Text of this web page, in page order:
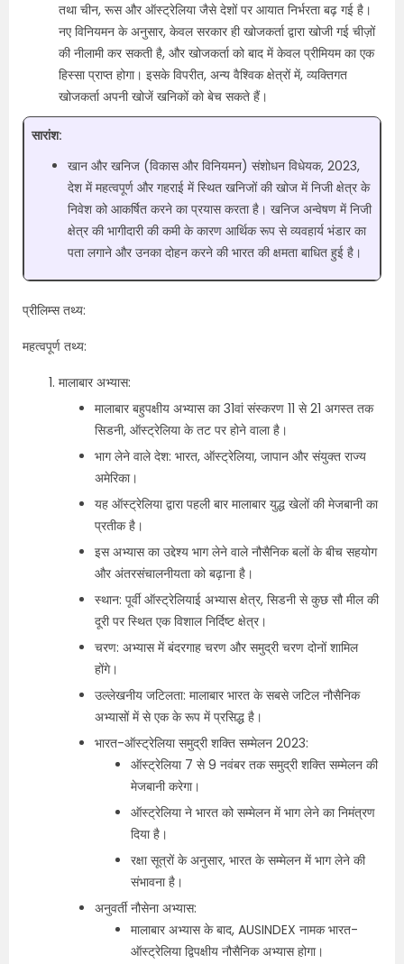
तथा चीन, रूस और ऑस्ट्रेलिया जैसे देशों पर आयात निर्भरता बढ़ गई है।
नए विनियमन के अनुसार, केवल सरकार ही खोजकर्ता द्वारा खोजी गई चीज़ों
की नीलामी कर सकती है, और खोजकर्ता को बाद में केवल प्रीमियम का एक
हिस्सा प्राप्त होगा। इसके विपरीत, अन्य वैश्विक क्षेत्रों में, व्यक्तिगत
खोजकर्ता अपनी खोजें खनिकों को बेच सकते हैं।
सारांश:
खान और खनिज (विकास और विनियमन) संशोधन विधेयक, 2023,
देश में महत्वपूर्ण और गहराई में स्थित खनिजों की खोज में निजी क्षेत्र के
निवेश को आकर्षित करने का प्रयास करता है। खनिज अन्वेषण में निजी
क्षेत्र की भागीदारी की कमी के कारण आर्थिक रूप से व्यवहार्य भंडार का
पता लगाने और उनका दोहन करने की भारत की क्षमता बाधित हुई है।
प्रीलिम्स तथ्य:
महत्वपूर्ण तथ्य:
मालाबार अभ्यास:
मालाबार बहुपक्षीय अभ्यास का 31वां संस्करण 11 से 21 अगस्त तक
सिडनी, ऑस्ट्रेलिया के तट पर होने वाला है।
भाग लेने वाले देश: भारत, ऑस्ट्रेलिया, जापान और संयुक्त राज्य
अमेरिका।
यह ऑस्ट्रेलिया द्वारा पहली बार मालाबार युद्ध खेलों की मेजबानी का
प्रतीक है।
इस अभ्यास का उद्देश्य भाग लेने वाले नौसैनिक बलों के बीच सहयोग
और अंतरसंचालनीयता को बढ़ाना है।
स्थान: पूर्वी ऑस्ट्रेलियाई अभ्यास क्षेत्र, सिडनी से कुछ सौ मील की
दूरी पर स्थित एक विशाल निर्दिष्ट क्षेत्र।
चरण: अभ्यास में बंदरगाह चरण और समुद्री चरण दोनों शामिल
होंगे।
उल्लेखनीय जटिलता: मालाबार भारत के सबसे जटिल नौसैनिक
अभ्यासों में से एक के रूप में प्रसिद्ध है।
भारत-ऑस्ट्रेलिया समुद्री शक्ति सम्मेलन 2023:
ऑस्ट्रेलिया 7 से 9 नवंबर तक समुद्री शक्ति सम्मेलन की
मेजबानी करेगा।
ऑस्ट्रेलिया ने भारत को सम्मेलन में भाग लेने का निमंत्रण
दिया है।
रक्षा सूत्रों के अनुसार, भारत के सम्मेलन में भाग लेने की
संभावना है।
अनुवर्ती नौसेना अभ्यास:
मालाबार अभ्यास के बाद, AUSINDEX नामक भारत-
ऑस्ट्रेलिया द्विपक्षीय नौसैनिक अभ्यास होगा।